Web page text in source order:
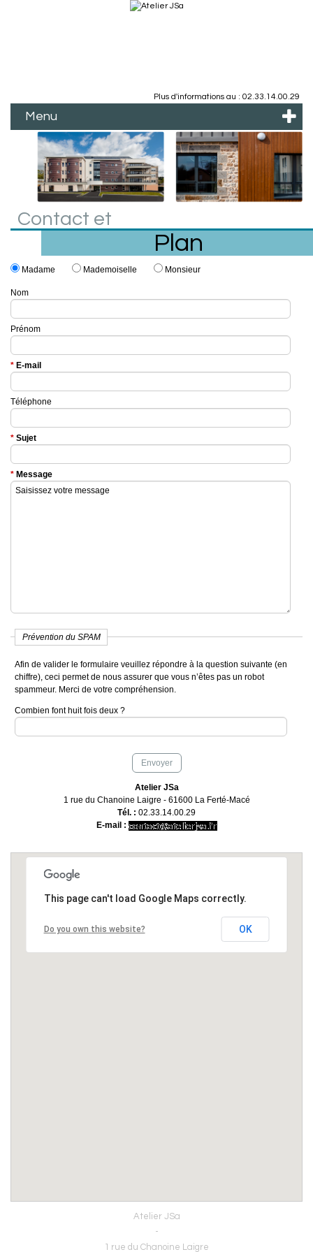
Plus d'informations au : 02.33.14.00.29
Menu
Madame Mademoiselle Monsieur
Nom
Prénom
E-mail
Téléphone
Sujet
Message
Prévention du SPAM
Afin de valider le formulaire veuillez répondre à la question suivante (en
chiffre), ceci permet de nous assurer que vous n’êtes pas un robot
spammeur. Merci de votre compréhension.
Combien font huit fois deux ?
Atelier JSa
1 rue du Chanoine Laigre - 61600 La Ferté-Macé
Tél. : 02.33.14.00.29
E-mail :
This page can't load Google Maps correctly.
Do you own this website? OK
Contact et
Plan
Atelier JSa
-
1 rue du Chanoine Laigre